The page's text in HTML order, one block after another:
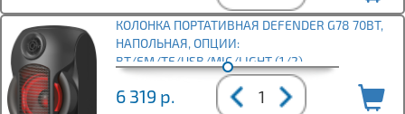
КОЛОНКА ПОРТАТИВНАЯ DEFENDER G78 70ВТ,
НАПОЛЬНАЯ, ОПЦИИ:
BT/FM/TF/USB/MIC/LIGHT (1/2)
6 319 р.